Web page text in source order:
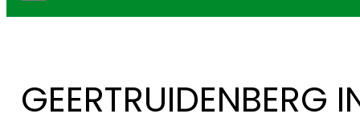
GEERTRUIDENBERG